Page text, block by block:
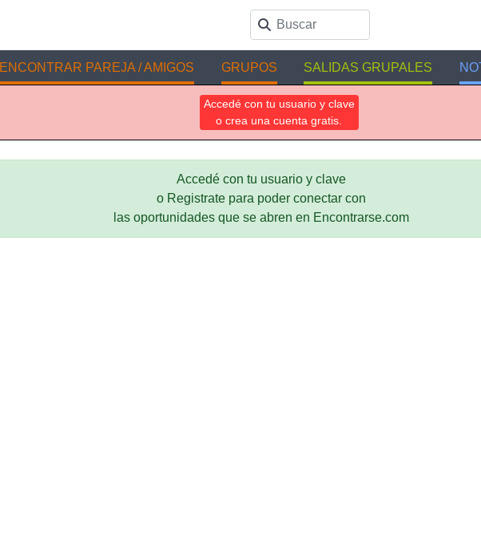
ENCONTRAR PAREJA / AMIGOS GRUPOS SALIDAS GRUPALES
Accedé con tu usuario y clave
o crea una cuenta gratis.
Accedé con tu usuario y clave
o Registrate para poder conectar con
las oportunidades que se abren en Encontrarse.com